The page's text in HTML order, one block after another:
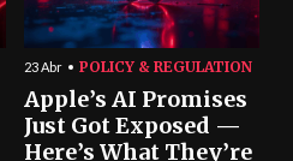
23 Abr POLICY & REGULATION
Apple’s AI Promises
Just Got Exposed —
Here’s What They’re